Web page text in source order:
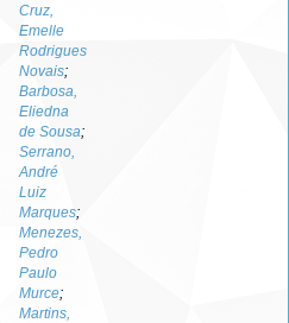
Cruz,
Emelle
Rodrigues
Novais;
Barbosa,
Eliedna
de Sousa;
Serrano,
André
Luiz
Marques;
Menezes,
Pedro
Paulo
Murce;
Martins,